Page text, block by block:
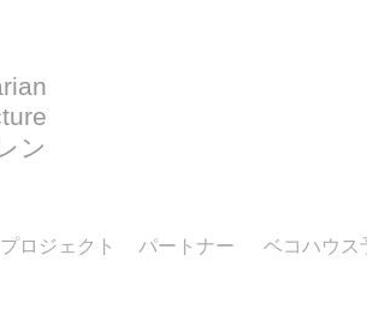
ン
プロジェクト パートナー ベコハウス